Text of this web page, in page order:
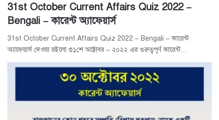
31st October Current Affairs Quiz 2022 –
Bengali – কারেন্ট অ্যাফেয়ার্স
31st October Current Affairs Quiz 2022 – Bengali – কারেন্ট
অ্যাফেয়ার্স দেওয়া রইলো ৩১শে অক্টোবর – ২০২২ এর গুরুত্বপূর্ণ কারেন্ট…